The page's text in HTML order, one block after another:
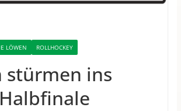
LÖWEN ROLLHOCKEY
stürmen ins